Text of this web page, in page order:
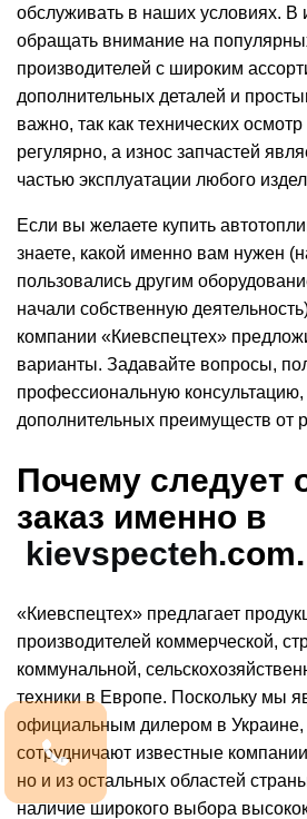
обслуживать в наших условиях. В
обращать внимание на
производителей с широким
дополнительных деталей и
важно, так как технических
регулярно, а износ запчастей
частью эксплуатации любого
Если вы желаете купить
знаете, какой именно вам нужен
пользовались другим
начали собственную
компании «Киевспецтех»
варианты. Задавайте вопросы,
профессиональную
дополнительных преимуществ от
Почему следует
заказ именно в
kievspecteh.com.
«Киевспецтех» предлагает
производителей коммерческой,
коммунальной,
техники в Европе. Поскольку мы
официальным дилером в Украине
сотрудничают известные
но и из остальных областей
наличие широкого выбора